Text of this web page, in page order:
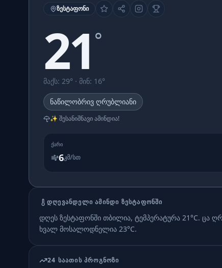
ᲖᲔᲡᲢᲐᲤᲝᲜᲘ
21 °
მაქს: 29° · მინ: 16°
ნაწილობრივ ღრუბლიანი
✨ შესანიშნავი ამინდია!
ᲥᲐᲠᲘ
6კმ/სთ
ᲓᲦᲔᲕᲐᲜᲓᲔᲚᲘ ᲐᲛᲘᲜᲓᲘ ᲖᲔᲡᲢᲐᲤᲝᲜᲨᲘ
დღეს ზესტაფონში თბილია, ტემპერატურა 21°C. ცა
ხვალ მოსალოდნელია 23°C.
24 ᲡᲐᲐᲗᲘᲡ ᲞᲠᲝᲒᲜᲝᲖᲘ